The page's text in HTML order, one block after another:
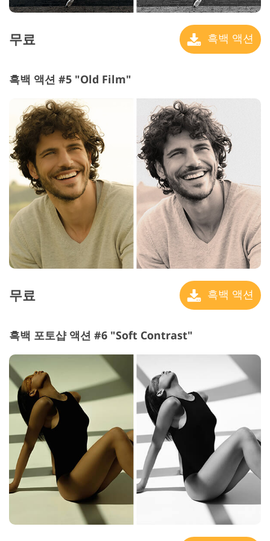
무료 흑백 액션
흑백 액션 #5 "Old Film"
무료 흑백 액션
흑백 포토샵 액션 #6 "Soft Contrast"